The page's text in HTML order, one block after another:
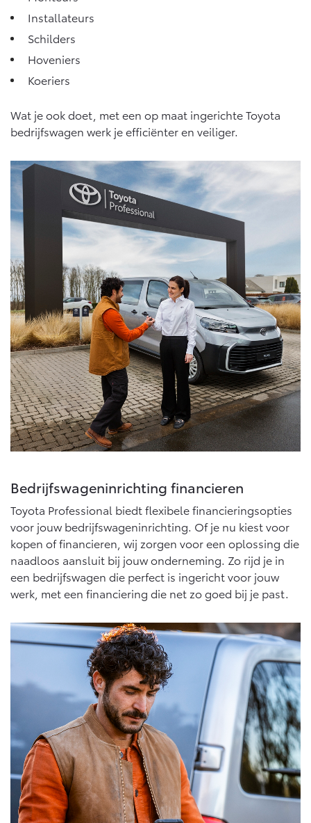
Installateurs
Schilders
Hoveniers
Koeriers
Wat je ook doet, met een op maat ingerichte Toyota
bedrijfswagen werk je efficiënter en veiliger.
Bedrijfswageninrichting financieren
Toyota Professional biedt flexibele financieringsopties
voor jouw bedrijfswageninrichting. Of je nu kiest voor
kopen of financieren, wij zorgen voor een oplossing die
naadloos aansluit bij jouw onderneming. Zo rijd je in
een bedrijfswagen die perfect is ingericht voor jouw
werk, met een financiering die net zo goed bij je past.